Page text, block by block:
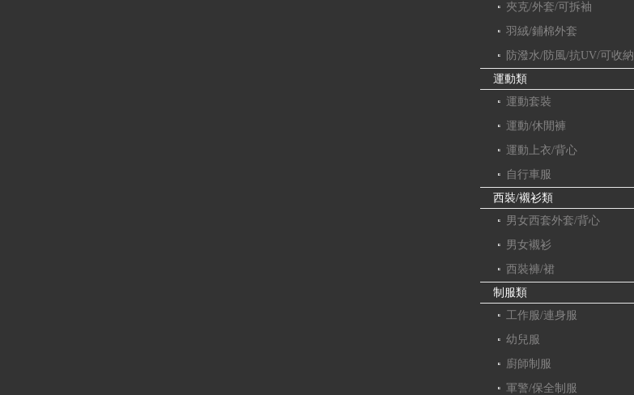
夾克/外套/可拆袖
羽絨/鋪棉外套
防潑水/防風/抗UV/可收納
運動類
運動套裝
運動/休閒褲
運動上衣/背心
自行車服
西裝/襯衫類
男女西套外套/背心
男女襯衫
西裝褲/裙
制服類
工作服/連身服
幼兒服
廚師制服
軍警/保全制服